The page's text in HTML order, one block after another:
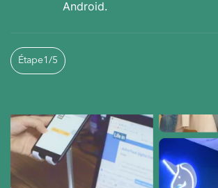
Android.
Étape1 /5